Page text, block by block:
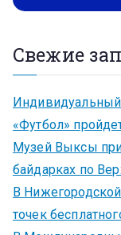
Свежие
«Футбол»
Музей Выксы
байдарках по
В
точек